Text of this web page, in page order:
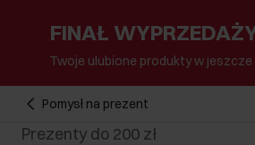
FINAŁ
Twoje ulubione produkty w
Pomysł na prezent
Prezenty do 200 zł